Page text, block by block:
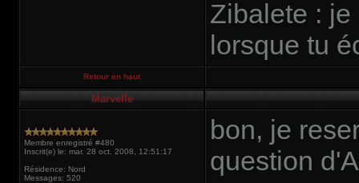
Zibalete :
lorsque tu
Retour en haut
Marvelle
Membre enregistré #480
Inscrit(e) le: mar. 28 oct. 2008, 12:51:17
Résidence: Nord
Messages: 520
bon, je
question